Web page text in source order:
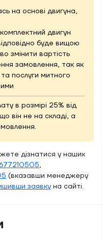
на основі двигуна,
двигун
буде вищою
змінити вартість
замовлення, так як
послуги митного
в розмірі 25% від
він не на складі, а
дізнатися у наших
,
(вказавши менеджеру
заявку на сайті.